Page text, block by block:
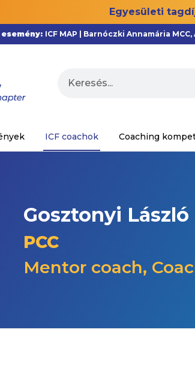
Egyesületi
ICF MAP | Barnóczki Annamária
ICF coachok Coaching
Gosztonyi László
PCC
Mentor coach,